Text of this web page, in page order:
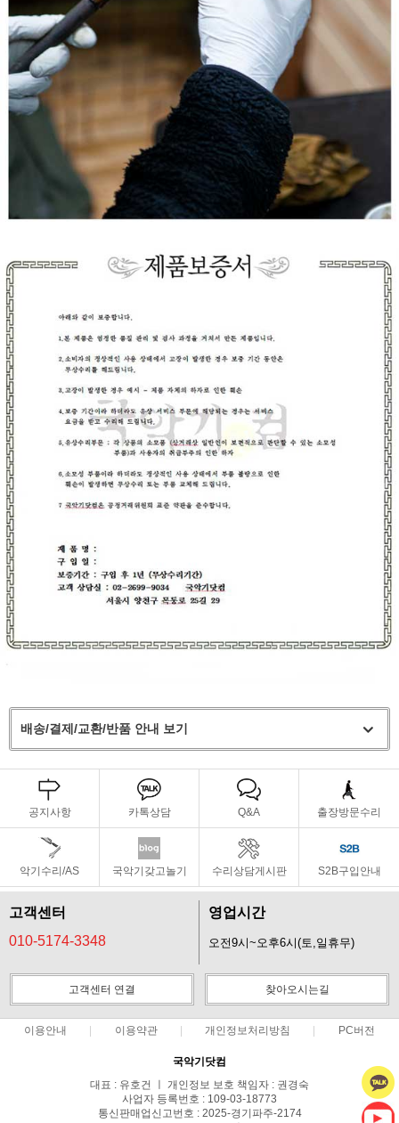
배송/결제/교환/반품 안내 보기
공지사항 카톡상담 Q&A 출장방문수리
악기수리/AS 국악기갖고놀기 수리상담게시판 S2B구입안내
고객센터
010-5174-3348
영업시간
오전9시~오후6시(토,일휴무)
고객센터 연결 찾아오시는길
이용안내 이용약관 개인정보처리방침 PC버전
국악기닷컴
대표 : 유호건 ㅣ 개인정보 보호 책임자 : 권경숙
사업자 등록번호 : 109-03-18773
통신판매업신고번호 : 2025-경기파주-2174